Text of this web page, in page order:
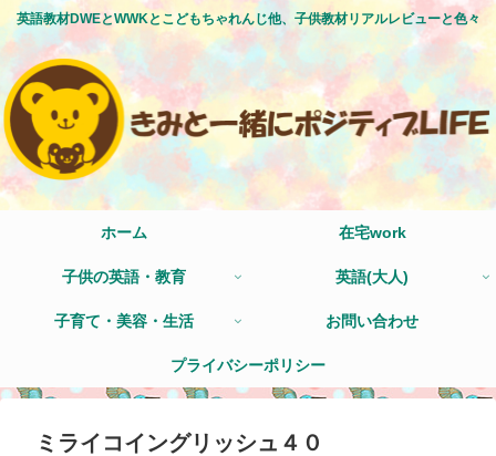
英語教材DWEとWWKとこどもちゃれんじ他、子供教材リアルレビューと色々
ホーム 在宅work
子供の英語・教育 英語(大人)
子育て・美容・生活 お問い合わせ
プライバシーポリシー
ミライコイングリッシュ４０